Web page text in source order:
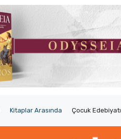
Kitaplar Arasında Çocuk Edebiyatı